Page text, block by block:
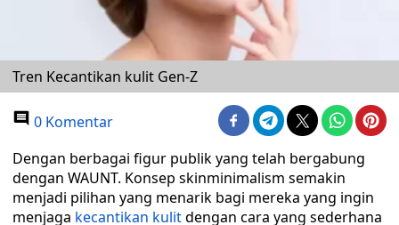
Tren Kecantikan kulit Gen-Z
0 Komentar
Dengan berbagai figur publik yang telah bergabung
dengan WAUNT. Konsep skinminimalism semakin
menjadi pilihan yang menarik bagi mereka yang ingin
menjaga kecantikan kulitdengan cara yang sederhana